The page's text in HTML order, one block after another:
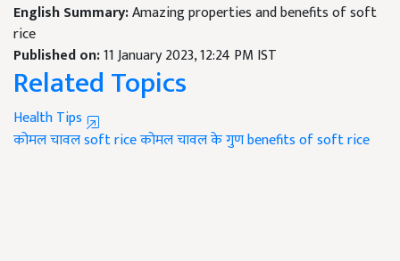
English Summary:Amazing properties and benefits of soft
rice
Published on:11 January 2023, 12:24 PM IST
Related Topics
Health Tips
कोमल चावलsoft riceकोमल चावल के गुणbenefits of soft rice